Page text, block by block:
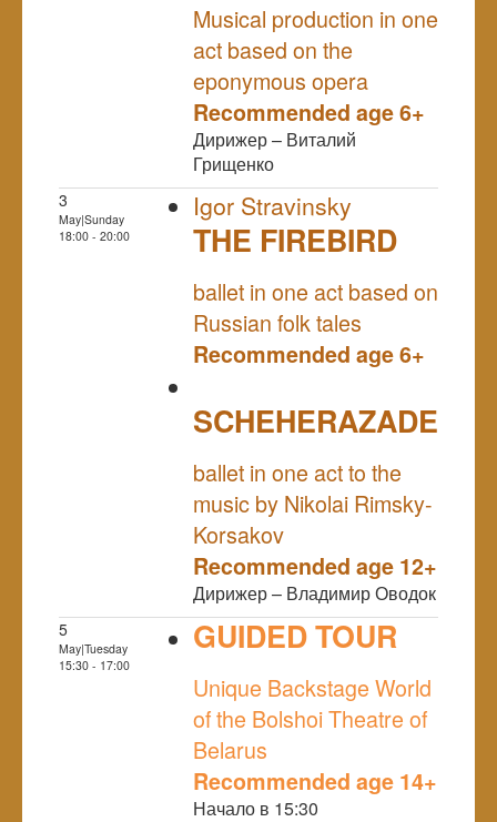
Musical production in one
act based on the
eponymous opera
Recommended age 6+
Дирижер – Виталий
Грищенко
3
May|Sunday
18:00 - 20:00
Igor Stravinsky
THE FIREBIRD
ballet in one act based on
Russian folk tales
Recommended age 6+
SCHEHERAZADE
ballet in one act to the
music by Nikolai Rimsky-
Korsakov
Recommended age 12+
Дирижер – Владимир Оводок
5
May|Tuesday
15:30 - 17:00
GUIDED TOUR
Unique Backstage World
of the Bolshoi Theatre of
Belarus
Recommended age 14+
Начало в 15:30